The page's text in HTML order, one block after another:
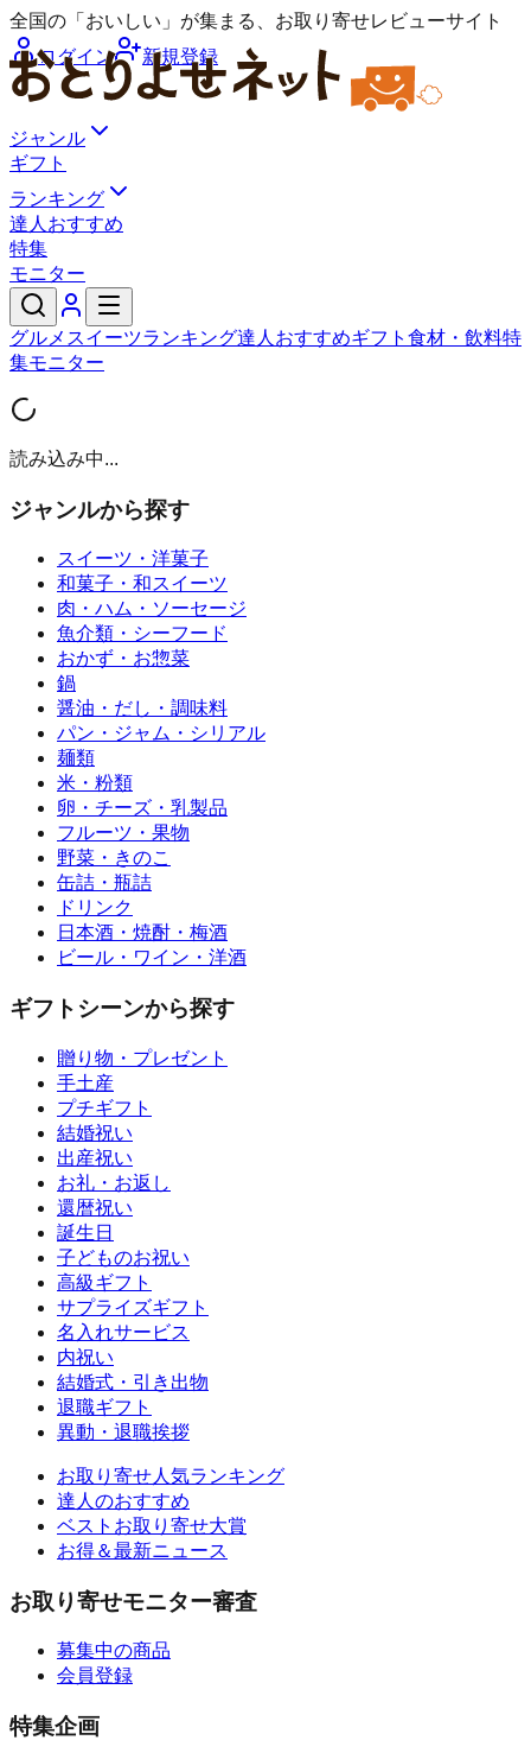
全国の「おいしい」が集まる、お取り寄せレビューサイト
ログイン
新規登録
ジャンル
ギフト
ランキング
達人おすすめ
特集
モニター
グルメ スイーツランキング達人おすすめギフト 食材・飲料特
集モニター
読み込み中...
ジャンルから探す
スイーツ・洋菓子
和菓子・和スイーツ
肉・ハム・ソーセージ
魚介類・シーフード
おかず・お惣菜
鍋
醤油・だし・調味料
パン・ジャム・シリアル
麺類
米・粉類
卵・チーズ・乳製品
フルーツ・果物
野菜・きのこ
缶詰・瓶詰
ドリンク
日本酒・焼酎・梅酒
ビール・ワイン・洋酒
ギフトシーンから探す
贈り物・プレゼント
手土産
プチギフト
結婚祝い
出産祝い
お礼・お返し
還暦祝い
誕生日
子どものお祝い
高級ギフト
サプライズギフト
名入れサービス
内祝い
結婚式・引き出物
退職ギフト
異動・退職挨拶
お取り寄せ人気ランキング
達人のおすすめ
ベストお取り寄せ大賞
お得＆最新ニュース
お取り寄せモニター審査
募集中の商品
会員登録
特集企画